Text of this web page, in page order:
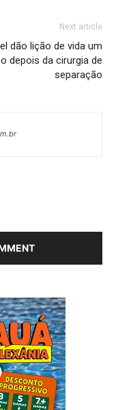
Next article
dão lição de vida um
depois da cirurgia de
separação